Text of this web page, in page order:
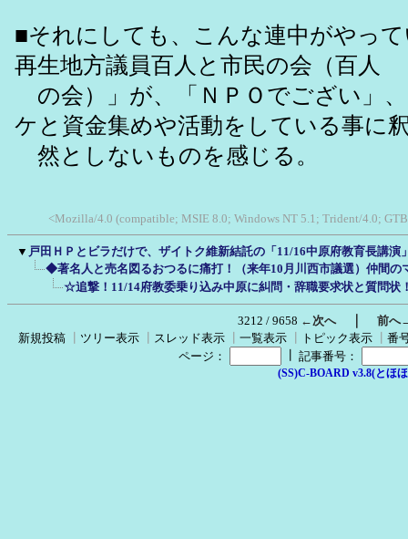
■それにしても、こんな連中がやっ
再生地方議員百人と市民の会（百人
の会）」が、「ＮＰＯでござい」
ケと資金集めや活動をしている事に
然としないものを感じる。
<Mozilla/4.0 (compatible; MSIE 8.0; Windows NT 5.1; Trident/4.0;
▼ 戸田ＨＰとビラだけで、ザイトク維新結託の「11/16中原府教育長講演
◆著名人と売名図るおつるに痛打！（来年10月川西市議選）仲間の
☆追撃！11/14府教委乗り込み中原に糾問・辞職要求状と質問状
3212 / 9658 ←次へ｜ 前へ
新規投稿
ツリー表示 スレッド表示 一覧表示 トピック表示
番
ページ：
記事番号：
(SS)C-BOARD v3.8(とほ